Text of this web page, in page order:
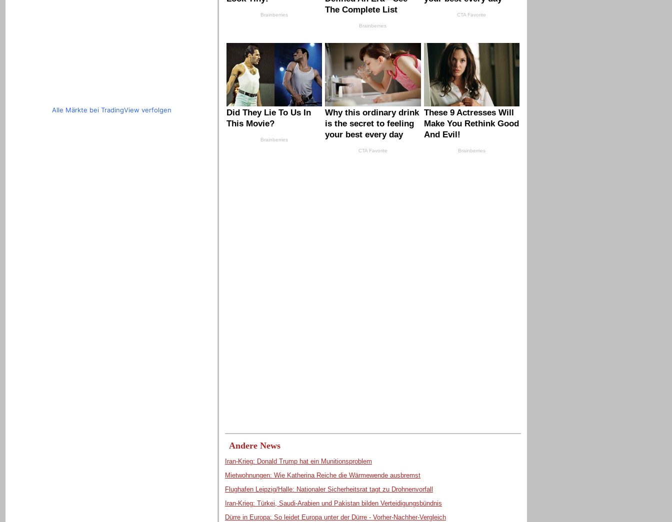
Alle Märkte bei TradingView verfolgen
Andere News
Iran-Krieg: Donald Trump hat ein Munitionsproblem
Mietwohnungen: Wie Katherina Reiche die Wärmewende ausbremst
Flughafen Leipzig/Halle: Nationaler Sicherheitsrat tagt zu Drohnenvorfall
Iran-Krieg: Türkei, Saudi-Arabien und Pakistan bilden Verteidigungsbündnis
Dürre in Europa: So leidet Europa unter der Dürre - Vorher-Nachher-Vergleich